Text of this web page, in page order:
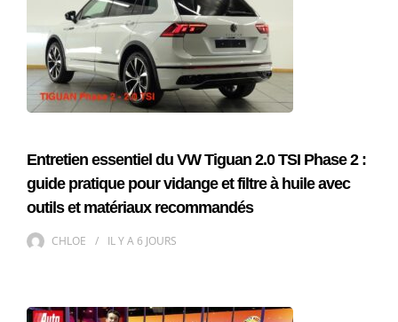
Entretien essentiel du VW Tiguan 2.0 TSI Phase 2 :
guide pratique pour vidange et filtre à huile avec
outils et matériaux recommandés
CHLOE IL Y A 6 JOURS